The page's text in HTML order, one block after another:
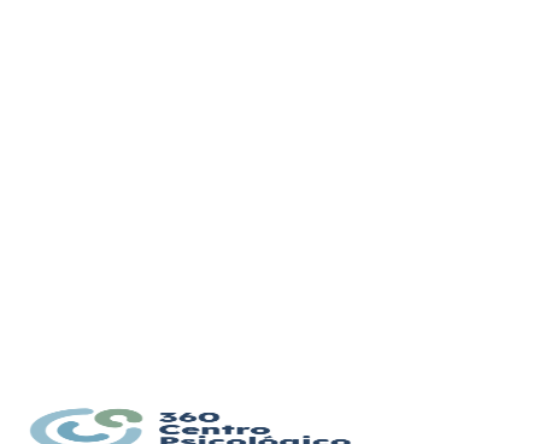
Empezar